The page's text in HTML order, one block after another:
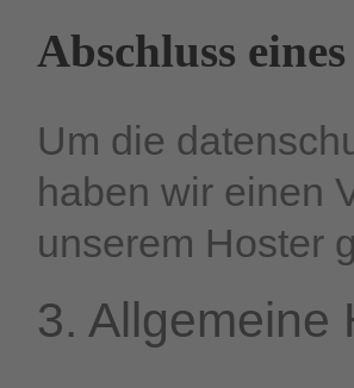
Abschluss
Um die
haben wir einen
unserem Hoster
3. Allgemeine